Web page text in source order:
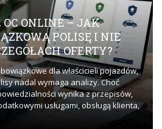
ONLINE – JAK
POLISĘ I NIE
OFERTY?
dla właścicieli pojazdów,
nadal wymaga analizy. Choć
wynika z przepisów,
usługami, obsługą klienta,